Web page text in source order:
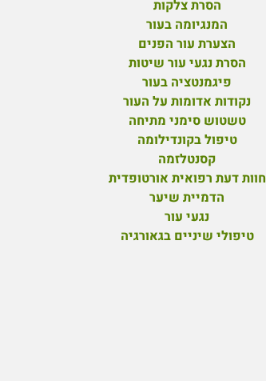
הסרת צלקות
המנגיומה בעור
הצערת עור הפנים
הסרת נגעי עור שיטות
פיגמנטציה בעור
נקודות אדומות על העור
טשטוש סימני מתיחה
טיפול בקונדילומה
קסנטלזמה
חוות דעת רפואית אורטופדית
הדמיית שיער
נגעי עור
טיפולי שיניים בגאורגיה